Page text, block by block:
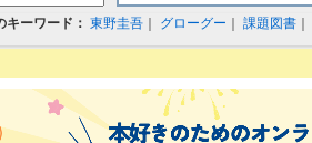
キーワード： 東野圭吾 グローグー 課題図書